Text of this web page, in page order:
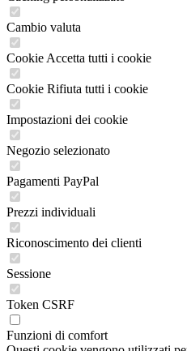
Cambio valuta
Cookie Accetta tutti i cookie
Cookie Rifiuta tutti i cookie
Impostazioni dei cookie
Negozio selezionato
Pagamenti PayPal
Prezzi individuali
Riconoscimento dei clienti
Sessione
Token CSRF
Funzioni di comfort